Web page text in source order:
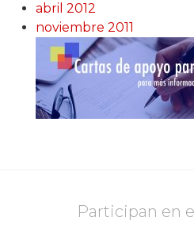
abril 2012
noviembre 2011
Participan en